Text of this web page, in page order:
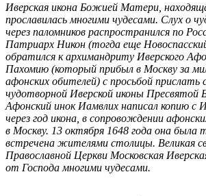
Иверская икона Божией Матери,
прославилась многими чудесами. Слух о
через паломников распространился по
Патриарх Никон (тогда еще
обратился к архимандриту Иверского
Пахомию (который прибыл в Москву за
афонских обителей) с просьбой прислать
чудотворной Иверской иконы Пресвятой
Афонский инок Иамвлих написал копию с
через год икона, в сопровождении
в Москву. 13 октября 1648 года она
встречена жителями столицы. Великая
Православной Церкви Московская
от Господа многими чудесами.